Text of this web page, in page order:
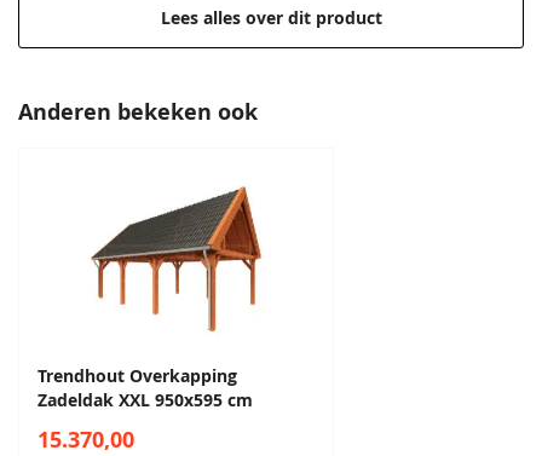
Maatwerk is mogelijk
Afmeting van 950x595 cm
Naar uw eigen wensen aan te passen
Lees alles over dit product
Anderen bekeken ook
Trendhout Overkapping
Zadeldak XXL 950x595 cm
15.370,00